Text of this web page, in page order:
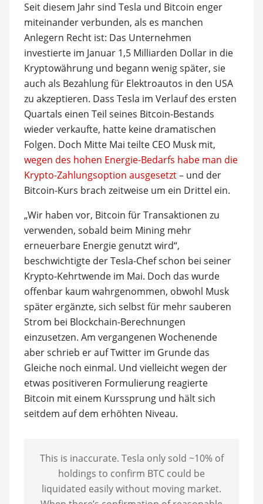
Seit diesem Jahr sind Tesla und Bitcoin enger
miteinander verbunden, als es manchen
Anlegern Recht ist: Das Unternehmen
investierte im Januar 1,5 Milliarden Dollar in die
Kryptowährung und begann wenig später, sie
auch als Bezahlung für Elektroautos in den USA
zu akzeptieren. Dass Tesla im Verlauf des ersten
Quartals einen Teil seines Bitcoin-Bestands
wieder verkaufte, hatte keine dramatischen
Folgen. Doch Mitte Mai teilte CEO Musk mit,
wegen des hohen Energie-Bedarfs habe man die
Krypto-Zahlungsoption ausgesetzt– und der
Bitcoin-Kurs brach zeitweise um ein Drittel ein.
„Wir haben vor, Bitcoin für Transaktionen zu
verwenden, sobald beim Mining mehr
erneuerbare Energie genutzt wird“,
beschwichtigte der Tesla-Chef schon bei seiner
Krypto-Kehrtwende im Mai. Doch das wurde
offenbar kaum wahrgenommen, obwohl Musk
später ergänzte, sich selbst für mehr sauberen
Strom bei Blockchain-Berechnungen
einzusetzen. Am vergangenen Wochenende
aber schrieb er auf Twitter im Grunde das
Gleiche noch einmal. Und vielleicht wegen der
etwas positiveren Formulierung reagierte
Bitcoin mit einem Kurssprung und hält sich
seitdem auf dem erhöhten Niveau.
This is inaccurate. Tesla only sold ~10% of
holdings to confirm BTC could be
liquidated easily without moving market.